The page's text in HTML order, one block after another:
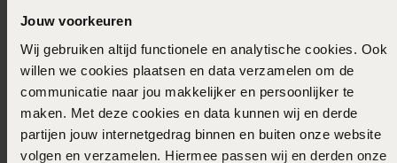
Jouw voorkeuren
Wij gebruiken altijd functionele en analytische cookies. Ook
willen we cookies plaatsen en data verzamelen om de
communicatie naar jou makkelijker en persoonlijker te
maken. Met deze cookies en data kunnen wij en derde
partijen jouw internetgedrag binnen en buiten onze website
volgen en verzamelen. Hiermee passen wij en derden onze
Ook leuk voor jou
Anderen kochten ook